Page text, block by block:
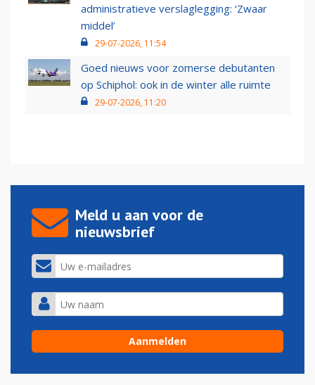
administratieve verslaglegging: ‘Zwaar
middel’
29-07-2026, 11:54
Goed nieuws voor zomerse debutanten
op Schiphol: ook in de winter alle ruimte
29-07-2026, 11:20
Meld u aan voor de
nieuwsbrief